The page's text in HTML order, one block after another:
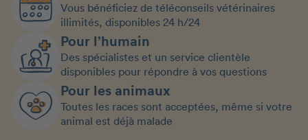
Vous bénéficiez de téléconseils vétérinaires
illimités, disponibles 24 h/24
Pour l’humain
Des spécialistes et un service clientèle
disponibles pour répondre à vos questions
Pour les animaux
Toutes les races sont acceptées, même si votre
animal est déjà malade